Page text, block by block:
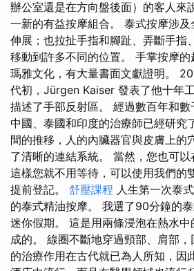
辦公室還是在方向盤後面）的客人來
一新的有益按摩組合。 泰式按摩涉
伸展；也拉扯手指和腳趾、弄斷手指
移動到許多不同的位置。 手掌按摩
瑪雅文化，有大量書面文獻證明。
代初，Jürgen Kaiser 發表了他十年
描述了手部反射區。 經過數百年和數
中國、泰國和印度的治療師已經研究
間的推移，人的內臟器官與皮膚上的
了清晰的連結系統。 當然，您也可以
這樣您就不用等待，可以使用我們的
提前登記。 舒壓課程 人生第一次泰
的泰式精油按摩。 我選了90分鐘的
迷你假期。 這是用兩條浸泡在熱水
成的。 線圈不斷地穿過頸部、肩部
的治療作用在古代就已為人所知，因